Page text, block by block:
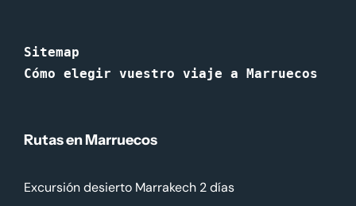
Sitemap
Cómo elegir vuestro viaje a Marruecos
Rutas en Marruecos
Excursión desierto Marrakech 2 días